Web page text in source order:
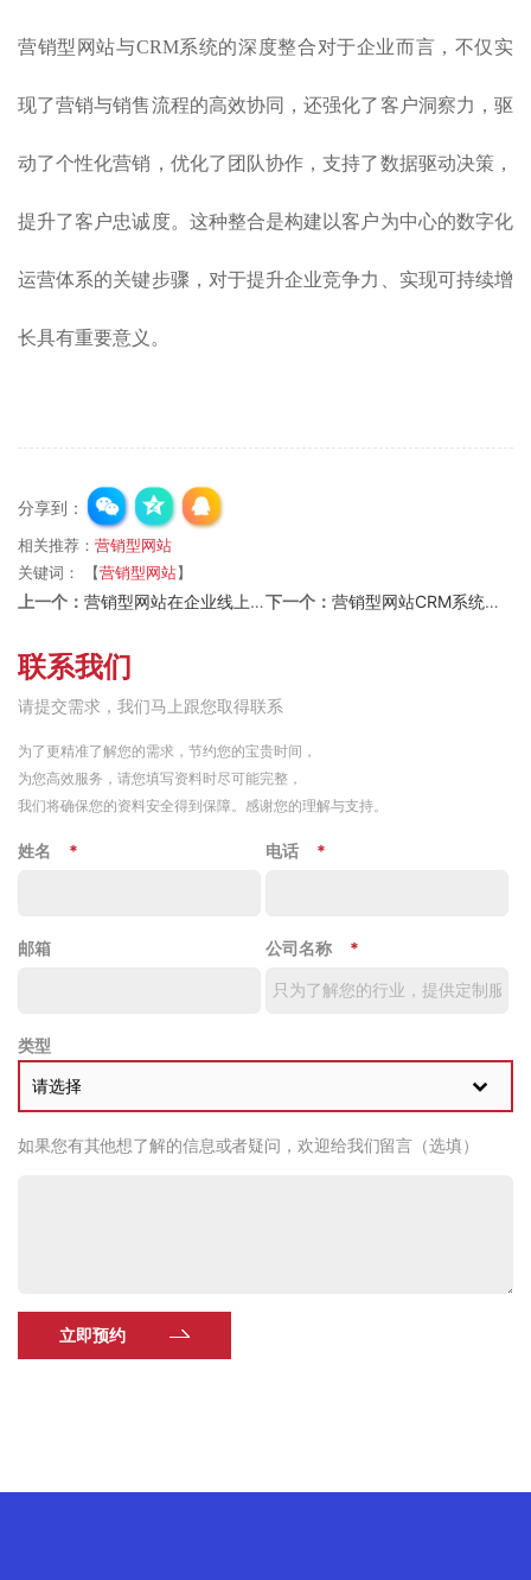
营销型网站与CRM系统的深度整合对于企业而言，不仅实
现了营销与销售流程的高效协同，还强化了客户洞察力，驱
动了个性化营销，优化了团队协作，支持了数据驱动决策，
提升了客户忠诚度。这种整合是构建以客户为中心的数字化
运营体系的关键步骤，对于提升企业竞争力、实现可持续增
长具有重要意义。
分享到：
相关推荐： 营销型网站
关键词：
【营销型网站】
上一个： 营销型网站在企业线上业务中的关键地位 下一个： 营销型网站CRM系统，客户关系管理的智慧引擎
联系我们
请提交需求，我们马上跟您取得联系
为了更精准了解您的需求，节约您的宝贵时间，
为您高效服务，请您填写资料时尽可能完整，
我们将确保您的资料安全得到保障。感谢您的理解与支持。
姓名 * 电话 *
邮箱 公司名称 *
类型
请选择
如果您有其他想了解的信息或者疑问，欢迎给我们留言（选填）
立即预约